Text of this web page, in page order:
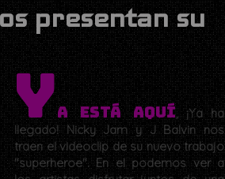
presentan su
Ya está aquí, ¡Ya ha
llegado! Nicky Jam y J Balvin nos
traen el videoclip de su nuevo trabajo
"superheroe". En el podemos ver a